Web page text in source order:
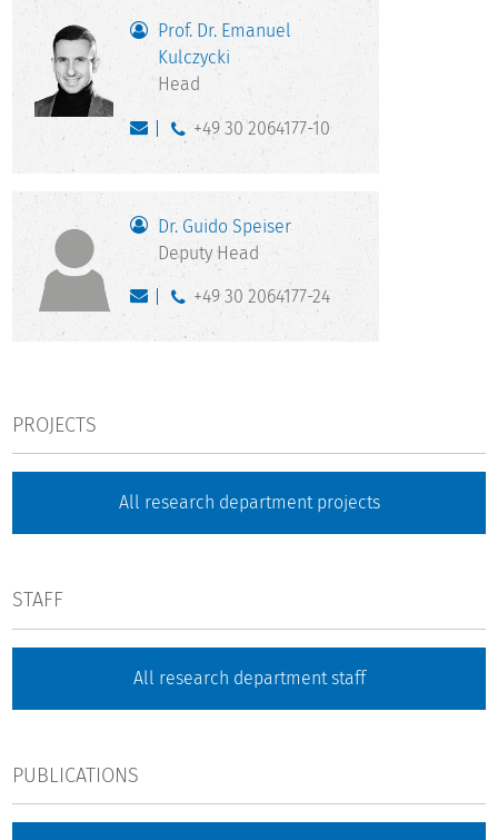
Prof. Dr. Emanuel
Kulczycki
Head
+49 30 2064177-10
Dr. Guido Speiser
Deputy Head
+49 30 2064177-24
PROJECTS
All research department projects
STAFF
All research department staff
PUBLICATIONS